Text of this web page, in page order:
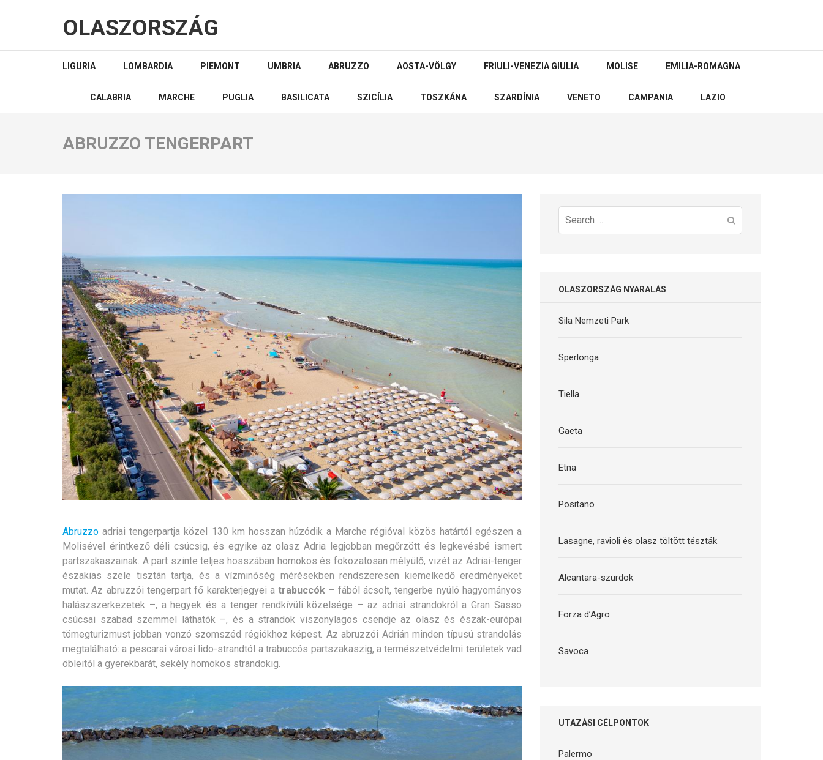
OLASZORSZÁG
LIGURIA LOMBARDIA PIEMONT UMBRIA ABRUZZO AOSTA-VÖLGY FRIULI-VENEZIA GIULIA MOLISE EMILIA-ROMAGNA
CALABRIA MARCHE PUGLIA BASILICATA SZICÍLIA TOSZKÁNA SZARDÍNIA VENETO CAMPANIA LAZIO
ABRUZZO TENGERPART
Abruzzo adriai tengerpartja közel 130 km hosszan húzódik a Marche régióval közös határtól egészen a
Molisével érintkező déli csúcsig, és egyike az olasz Adria legjobban megőrzött és legkevésbé ismert
partszakaszainak. A part szinte teljes hosszában homokos és fokozatosan mélyülő, vizét az Adriai-tenger
északias szele tisztán tartja, és a vízminőség mérésekben rendszeresen kiemelkedő eredményeket
mutat.Az abruzzói tengerpart fő karakterjegyei atrabuccók – fából ácsolt, tengerbe nyúló hagyományos
halászszerkezetek –, a hegyek és a tenger rendkívüli közelsége – az adriai strandokról a Gran Sasso
csúcsai szabad szemmel láthatók –, és a strandok viszonylagos csendje az olasz és észak-európai
tömegturizmust jobban vonzó szomszéd régiókhoz képest. Az abruzzói Adrián minden típusú strandolás
megtalálható: a pescarai városi lido-strandtól a trabuccós partszakaszig, a természetvédelmi területek vad
öbleitől a gyerekbarát, sekély homokos strandokig.
Search
for:
OLASZORSZÁG NYARALÁS
Sila Nemzeti Park
Sperlonga
Tiella
Gaeta
Etna
Positano
Lasagne, ravioli és olasz töltött tészták
Alcantara-szurdok
Forza d’Agro
Savoca
UTAZÁSI CÉLPONTOK
Palermo